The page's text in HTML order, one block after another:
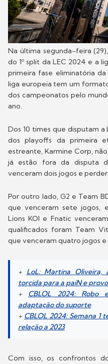
Na última segunda-feira
do 1º split da LEC 2024 e a
primeira fase eliminatória
liga europeia tem um
dos campeonatos pelo
ano.
Dos 10 times que disputam
dos playoffs da primeira
estreante, Karmine Corp,
já estão fora da disputa
venceram dois jogos e
Por outro lado, G2 e Team
que venceram sete jogos,
Lions KOI e Fnatic
qualificados foram Team
que venceram quatro jogos
+ LoL: Martina Oliveira,
torcida para a paiN e
+ CBLOL 2024: Robo
adaptação do suporte
+ CBLOL 2024: Semana 1
relação a 2023
Com isso, os confrontos